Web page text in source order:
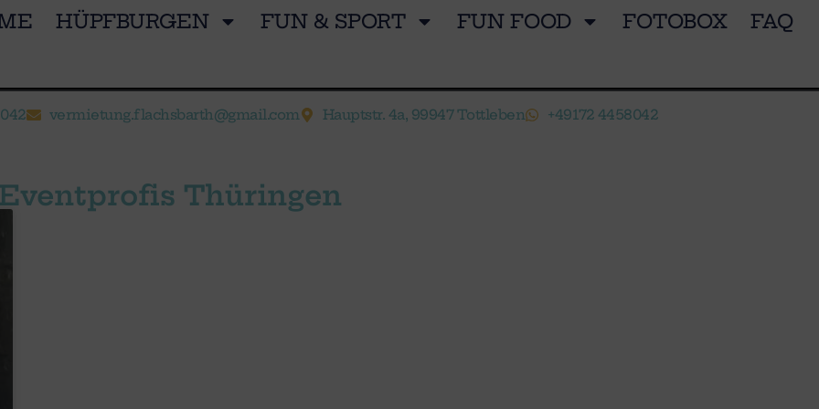
HÜPFBURGEN FUN & SPORT FUN FOOD FOTOBOX FAQ
vermietung.flachsbarth@gmail.com Hauptstr. 4a, 99947 Tottleben +49172 4458042
Thüringen